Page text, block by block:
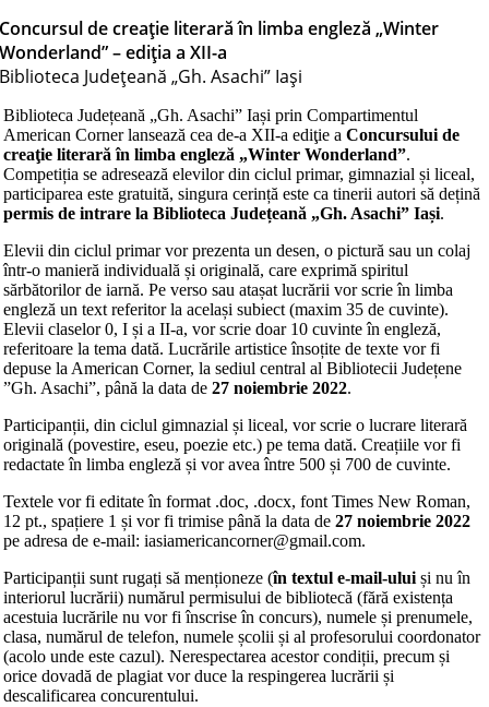
Concursul de creaţie literară în limba engleză „Winter
Wonderland” – ediția a XII-a
Biblioteca Judeţeană „Gh. Asachi” Iaşi
Biblioteca Județeană „Gh. Asachi” Iași prin Compartimentul
American Corner lansează cea de-a XII-a ediţie a Concursului de
creaţie literară în limba engleză „Winter Wonderland”.
Competiția se adresează elevilor din ciclul primar, gimnazial și liceal,
participarea este gratuită, singura cerință este ca tinerii autori să dețină
permis de intrare la Biblioteca Județeană „Gh. Asachi” Iași.
Elevii din ciclul primar vor prezenta un desen, o pictură sau un colaj
într-o manieră individuală și originală, care exprimă spiritul
sărbătorilor de iarnă. Pe verso sau atașat lucrării vor scrie în limba
engleză un text referitor la același subiect (maxim 35 de cuvinte).
Elevii claselor 0, I și a II-a, vor scrie doar 10 cuvinte în engleză,
referitoare la tema dată. Lucrările artistice însoțite de texte vor fi
depuse la American Corner, la sediul central al Bibliotecii Județene
”Gh. Asachi”, până la data de 27 noiembrie 2022.
Participanții, din ciclul gimnazial și liceal, vor scrie o lucrare literară
originală (povestire, eseu, poezie etc.) pe tema dată. Creațiile vor fi
redactate în limba engleză și vor avea între 500 și 700 de cuvinte.
Textele vor fi editate în format .doc, .docx, font Times New Roman,
12 pt., spațiere 1 și vor fi trimise până la data de 27 noiembrie 2022
pe adresa de e-mail: iasiamericancorner@gmail.com.
Participanții sunt rugați să menționeze (în textul e-mail-ului și nu în
interiorul lucrării) numărul permisului de bibliotecă (fără existența
acestuia lucrările nu vor fi înscrise în concurs), numele și prenumele,
clasa, numărul de telefon, numele școlii și al profesorului coordonator
(acolo unde este cazul). Nerespectarea acestor condiții, precum și
orice dovadă de plagiat vor duce la respingerea lucrării și
descalificarea concurentului.